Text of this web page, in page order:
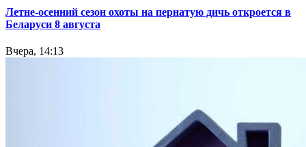
Летне-осенний сезон охоты на пернатую дичь откроется в
Беларуси 8 августа
Вчера, 14:13